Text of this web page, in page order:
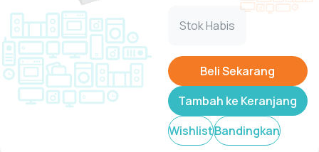
Stok Habis
Beli Sekarang
Tambah ke Keranjang
WishlistBandingkan